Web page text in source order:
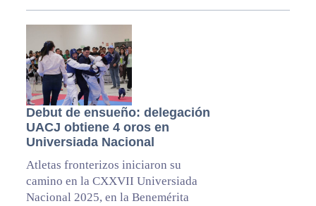
Debut de ensueño: delegación
UACJ obtiene 4 oros en
Universiada Nacional
Atletas fronterizos iniciaron su
camino en la CXXVII Universiada
Nacional 2025, en la Benemérita